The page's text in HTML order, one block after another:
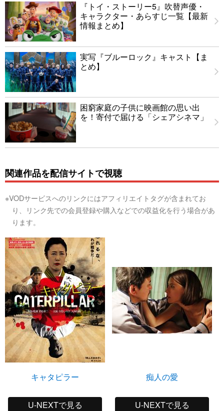
『トイ・ストーリー5』吹替声優・
キャラクター・あらすじ一覧【最新
情報まとめ】
実写『ブルーロック』キャスト【ま
とめ】
困窮家庭の子供に映画館の思い出
を！寄付で届ける「シェアシネマ」
関連作品を配信サイトで視聴
※VODサービスへのリンクにはアフィリエイトタグが含まれてお
り、リンク先での会員登録や購入などでの収益化を行う場合があ
ります。
キャタピラー
U-NEXTで見る
痴人の愛
U-NEXTで見る